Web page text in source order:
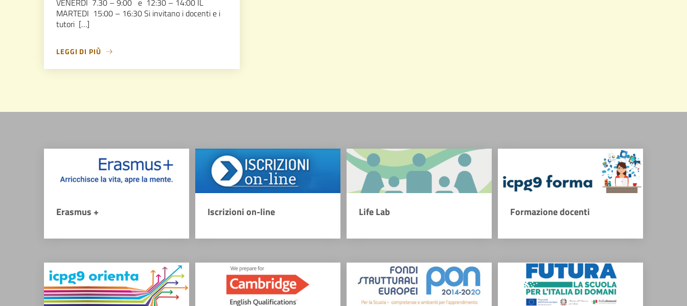
VENERDI 7.30 – 9:00 e 12:30 – 14:00 IL
MARTEDI 15:00 – 16:30 Si invitano i docenti e i
tutori […]
LEGGI DI PIÙ
Erasmus + Iscrizioni on-line Life Lab Formazione docenti